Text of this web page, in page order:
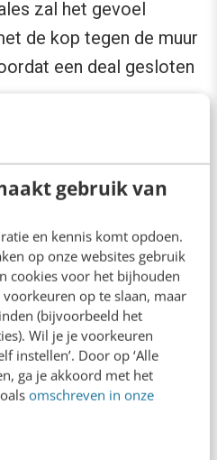
gebruik van
en kennis komt opdoen.
op onze websites gebruik
cookies voor het bijhouden
op te slaan, maar
(bijvoorbeeld het
Wil je je voorkeuren
instellen’. Door op ‘Alle
ga je akkoord met het
omschreven in onze
zal het gevoel
de kop tegen de muur
een deal gesloten
voorgaande
voor data-
is het essentieel
blijven verrijken.
de leadkwaliteit als de
lang is datlead nurturing